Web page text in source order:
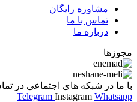
مشاوره رایگان
تماس با ما
درباره ما
مجوزها
با ما در شبکه های اجتماعی در
Telegram Instagram Whatsapp